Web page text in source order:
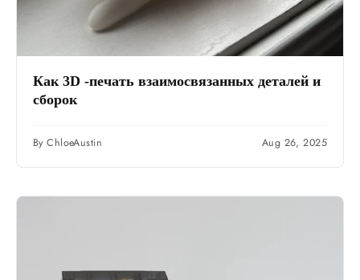
Как 3D -печать взаимосвязанных деталей и
сборок
By ChloeAustin Aug 26, 2025